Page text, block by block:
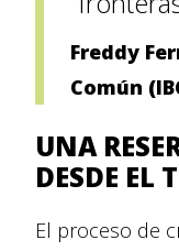
Freddy
Común
UNA
DESDE EL
El proceso de